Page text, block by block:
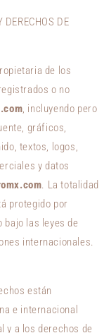
DE
de los
o no
, incluyendo pero
gráficos,
textos, logos,
y datos
. La totalidad
protegido por
bajo las leyes de
internacionales.
están
e internacional
y a los derechos de